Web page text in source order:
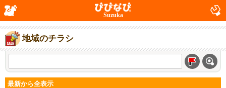
Suzuka
地域のチラシ
最新から全表示